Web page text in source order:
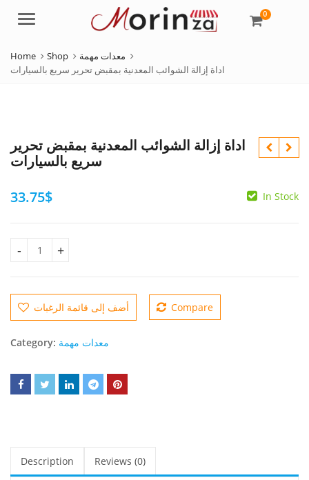
Menu 0
Home Shop
معدات مهمة
اداة إزالة الشوائب المعدنية بمقبض تحرير سريع بالسيارات
اداة إزالة الشوائب المعدنية بمقبض تحرير
سريع بالسيارات
33.75$ In Stock
أضف إلى قائمة الرغبات Compare
Category: معدات مهمة
Description Reviews (0)